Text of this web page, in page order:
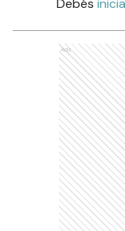
Debés
Ads